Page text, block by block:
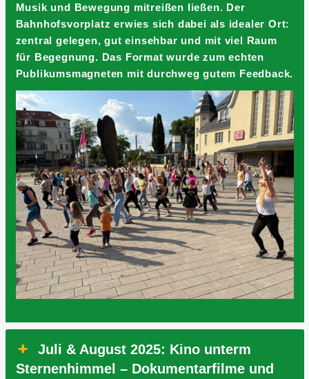
Musik und Bewegung mitreißen ließen. Der
Bahnhofsvorplatz erwies sich dabei als idealer Ort:
zentral gelegen, gut einsehbar und mit viel Raum
für Begegnung. Das Format wurde zum echten
Publikumsmagneten mit durchweg gutem Feedback.
Juli & August 2025: Kino unterm
Sternenhimmel – Dokumentarfilme und